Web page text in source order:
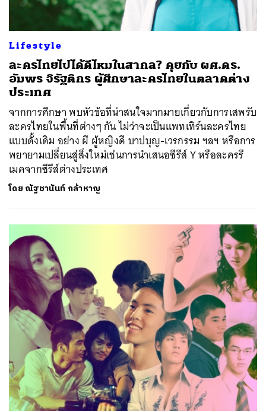
Lifestyle
ละครไทยไปได้ดีไหมในสากล? คุยกับ ผศ.ดร.
อัมพร จิรัฐติกร ผู้ศึกษาละครไทยในตลาดต่าง
ประเทศ
จากการศึกษา พบหัวข้อที่น่าสนใจมากมายเกี่ยวกับการเสพรับ
ละครไทยในพื้นที่ต่างๆ กัน ไม่ว่าจะเป็นแพทเทิร์นละครไทย
แบบดั้งเดิม อย่าง ผี ผู้หญิงดี บาปบุญ-เวรกรรม ฯลฯ หรือการ
พยายามเปลี่ยนสู่สิ่งใหม่เช่นการนำเสนอซีรีส์ Y หรือละครรี
เมคจากซีรีส์ต่างประเทศ
โดย ณัฐชานันท์ กล้าหาญ